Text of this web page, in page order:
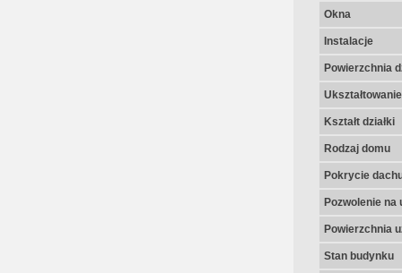
Okna
Instalacje
Powierzchnia
Kształt działki
Rodzaj domu
Pokrycie
Pozwolenie na
Powierzchnia
Stan budynku